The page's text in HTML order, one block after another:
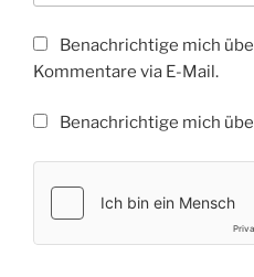
Benachrichtige mich
Kommentare via E-Mail.
Benachrichtige mich